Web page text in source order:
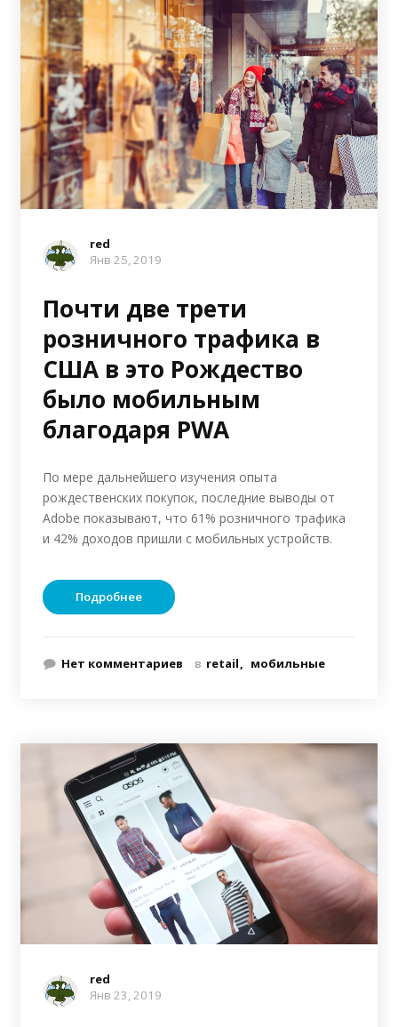
red
Янв 25, 2019
Почти две трети
розничного трафика в
США в это Рождество
было мобильным
благодаря PWA
По мере дальнейшего изучения опыта
рождественских покупок, последние выводы от
Adobe показывают, что 61% розничного трафика
и 42% доходов пришли с мобильных устройств.
Подробнее
Нет комментариев в retail мобильные
red
Янв 23, 2019